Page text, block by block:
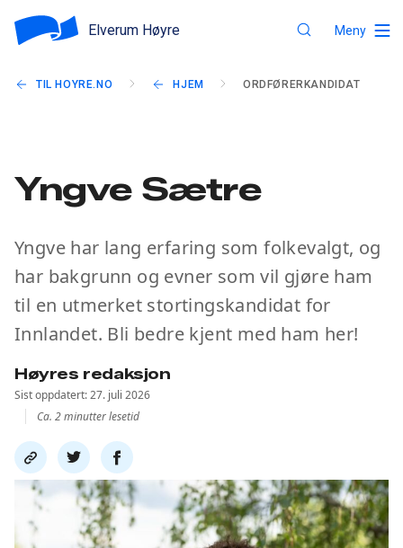
Elverum Høyre Meny
TIL HOYRE.NO HJEM ORDFØRERKANDIDAT
Yngve Sætre
Yngve har lang erfaring som folkevalgt, og
har bakgrunn og evner som vil gjøre ham
til en utmerket stortingskandidat for
Innlandet. Bli bedre kjent med ham her!
Høyres redaksjon
Sist oppdatert: 27. juli 2026
Ca. 2 minutter lesetid
Del
link
Del
på
twitter
Del
på
facebook